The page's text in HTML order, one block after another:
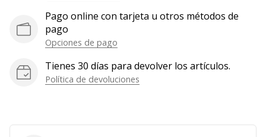
nuestro
equipo!
Mostrar
Pago online con tarjeta u otros métodos de
pago
Opciones de pago
Tienes 30 días para devolver los artículos.
Política de devoluciones